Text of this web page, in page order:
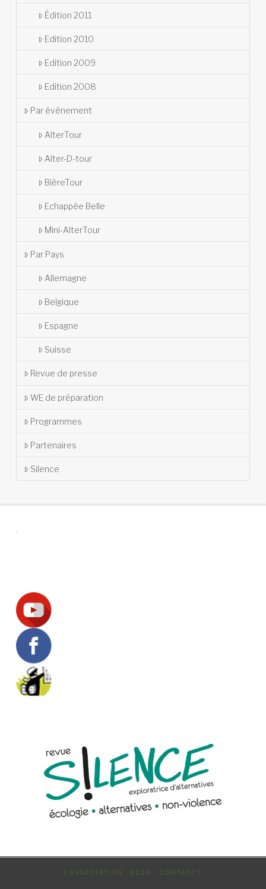
Édition 2011
Edition 2010
Edition 2009
Edition 2008
Par événement
AlterTour
Alter-D-tour
BièreTour
Echappée Belle
Mini-AlterTour
Par Pays
Allemagne
Belgique
Espagne
Suisse
Revue de presse
WE de préparation
Programmes
Partenaires
Silence
L’ASSOCIATION BLOG CONTACTS